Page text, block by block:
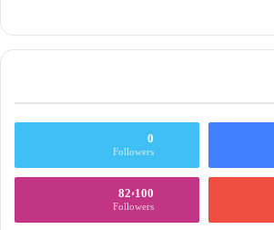
0
Followers
82٬100
Followers